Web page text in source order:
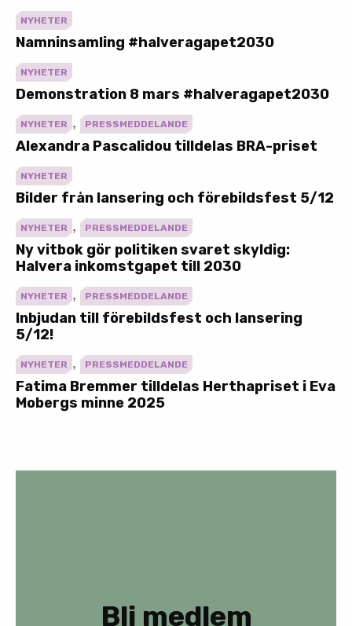
NYHETER
Namninsamling #halveragapet2030
NYHETER
Demonstration 8 mars #halveragapet2030
NYHETER , PRESSMEDDELANDE
Alexandra Pascalidou tilldelas BRA-priset
NYHETER
Bilder från lansering och förebildsfest 5/12
NYHETER , PRESSMEDDELANDE
Ny vitbok gör politiken svaret skyldig:
Halvera inkomstgapet till 2030
NYHETER , PRESSMEDDELANDE
Inbjudan till förebildsfest och lansering
5/12!
NYHETER , PRESSMEDDELANDE
Fatima Bremmer tilldelas Herthapriset i Eva
Mobergs minne 2025
Bli medlem